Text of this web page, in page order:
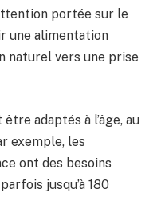
portée sur le
une alimentation
naturel vers une prise
adaptés à l’âge, au
exemple, les
ont des besoins
jusqu’à 180